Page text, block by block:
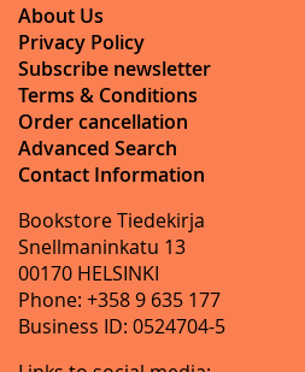
About Us
Privacy Policy
Subscribe newsletter
Terms & Conditions
Order cancellation
Advanced Search
Contact Information
Bookstore Tiedekirja
Snellmaninkatu 13
00170 HELSINKI
Phone: +358 9 635 177
Business ID: 0524704-5